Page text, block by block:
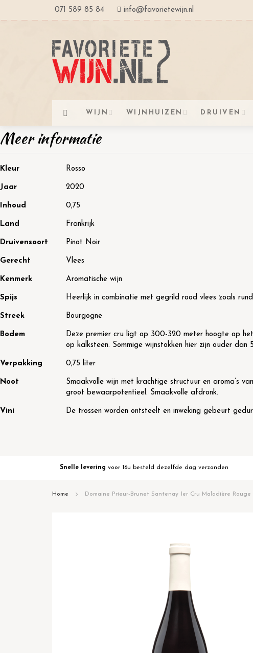
Ga
de
inhoud
071 589 85 84 info@favorietewijn.nl
WIJN WIJNHUIZEN DRUIVEN
Meer informatie
Meer
Kleur Rosso
Jaar 2020
Inhoud 0,75
Land Frankrijk
Druivensoort Pinot Noir
Gerecht Vlees
Kenmerk Aromatische wijn
Spijs Heerlijk in combinatie met gegrild rood vlees zoals
Streek Bourgogne
Bodem
Deze premier cru ligt op 300-320 meter hoogte op
op kalksteen. Sommige wijnstokken hier zijn ouder dan
Verpakking 0,75 liter
Noot
Smaakvolle wijn met krachtige structuur en aroma’s
groot bewaarpotentieel. Smaakvolle afdronk.
Vini De trossen worden ontsteelt en inweking gebeurt
Snelle levering voor 16u besteld dezelfde dag verzonden
Home Domaine Prieur-Brunet Santenay 1er Cru Maladière Rouge